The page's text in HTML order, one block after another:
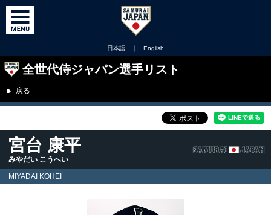
日本語 ｜ English
全世代侍ジャパン選手リスト
戻る
宮台 康平
みやだい こうへい
MIYADAI KOHEI